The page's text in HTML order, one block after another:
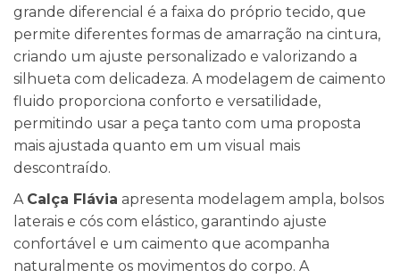
grande diferencial é a faixa do próprio tecido, que
permite diferentes formas de amarração na cintura,
criando um ajuste personalizado e valorizando a
silhueta com delicadeza. A modelagem de caimento
fluido proporciona conforto e versatilidade,
permitindo usar a peça tanto com uma proposta
mais ajustada quanto em um visual mais
descontraído.
A Calça Flávia apresenta modelagem ampla, bolsos
laterais e cós com elástico, garantindo ajuste
confortável e um caimento que acompanha
naturalmente os movimentos do corpo. A